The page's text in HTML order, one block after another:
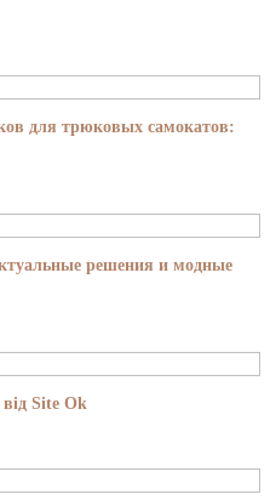
для трюковых самокатов:
решения и модные
Site Ok